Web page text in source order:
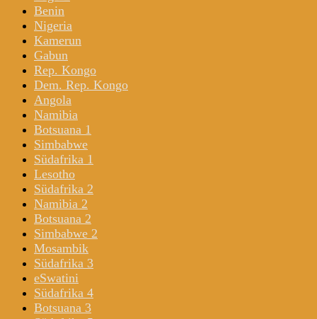
Benin
Nigeria
Kamerun
Gabun
Rep. Kongo
Dem. Rep. Kongo
Angola
Namibia
Botsuana 1
Simbabwe
Südafrika 1
Lesotho
Südafrika 2
Namibia 2
Botsuana 2
Simbabwe 2
Mosambik
Südafrika 3
eSwatini
Südafrika 4
Botsuana 3